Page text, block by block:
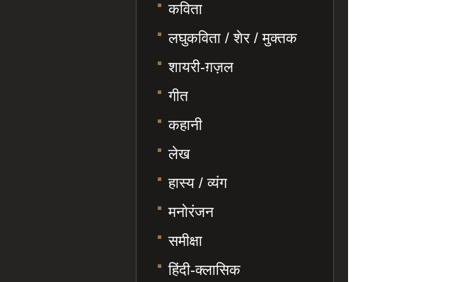
कविता
लघुकविता / शेर / मुक्तक
शायरी-ग़ज़ल
गीत
कहानी
लेख
हास्य / व्यंग
मनोरंजन
समीक्षा
हिंदी-क्लासिक